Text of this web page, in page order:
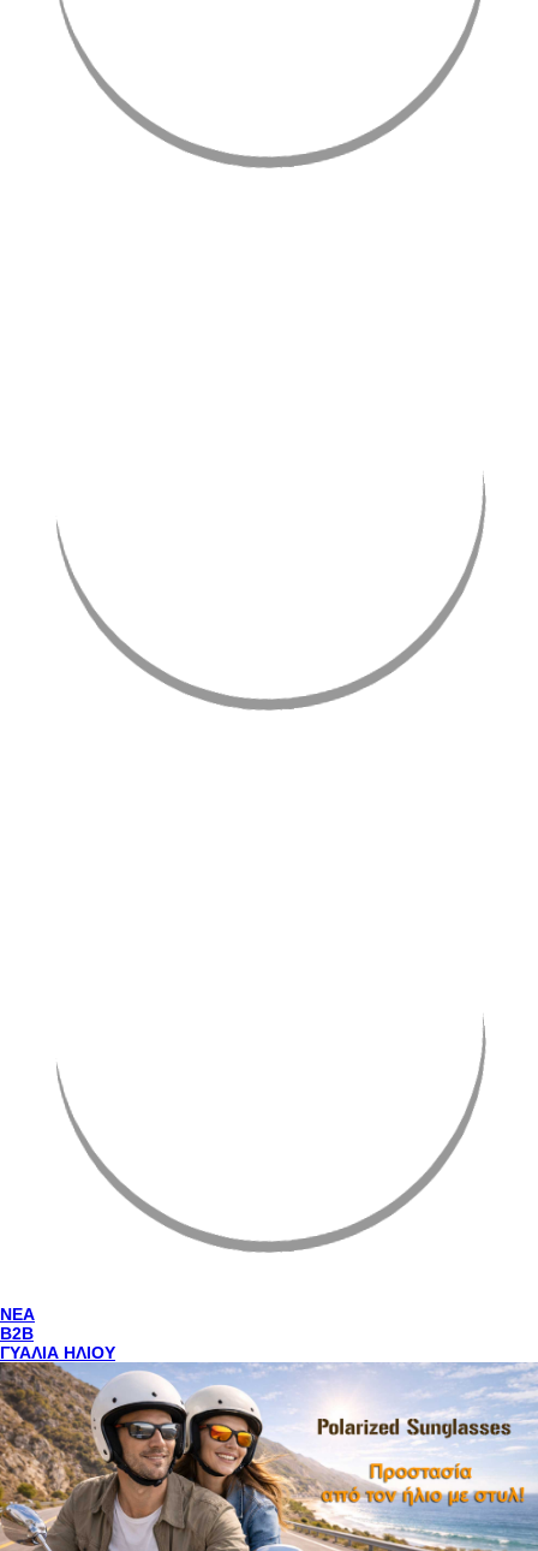
NEA
Β2Β
ΓΥΑΛΙΑ ΗΛΙΟΥ